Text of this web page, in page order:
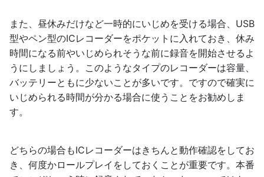
また、昼休みだけなど一時的にいじめを受ける場合、USB
型やペン型のICレコーダーをポケットに入れておき、休み
時間になる前やいじめられそうな前に録音を開始させるよ
うにしましょう。このようなタイプのレコーダーは容量、
バッテリーともに少ないことが多いです。ですので確実に
いじめられる時間が分かる場合に使うことをお勧めしま
す。
どちらの場合もICレコーダーはきちんと動作確認をしてお
き、何度かロールプレイをしておくことが重要です。本番